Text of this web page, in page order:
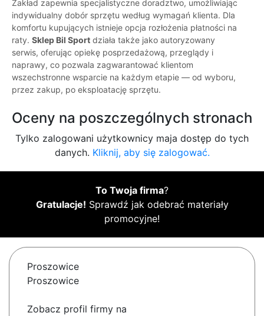
Zakład zapewnia specjalistyczne doradztwo, umożliwiając
indywidualny dobór sprzętu według wymagań klienta. Dla
komfortu kupujących istnieje opcja rozłożenia płatności na
raty. Sklep Bil Sport działa także jako autoryzowany
serwis, oferując opiekę posprzedażową, przeglądy i
naprawy, co pozwala zagwarantować klientom
wszechstronne wsparcie na każdym etapie — od wyboru,
przez zakup, po eksploatację sprzętu.
Oceny na poszczególnych stronach
Tylko zalogowani użytkownicy maja dostęp do tych
danych. Kliknij, aby się zalogować.
To Twoja firma?
Gratulacje! Sprawdź jak odebrać materiały
promocyjne!
Proszowice
Proszowice
Zobacz profil firmy na